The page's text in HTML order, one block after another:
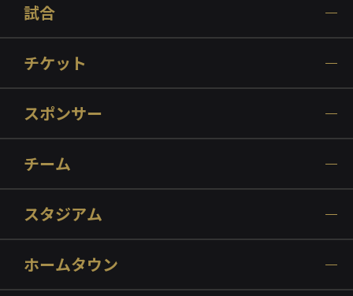
試合
チケット
スポンサー
チーム
スタジアム
ホームタウン